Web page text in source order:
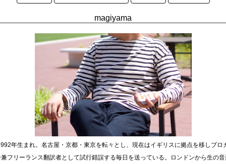
magiyama
年生まれ。名古屋・京都・東京を転々とし、現在はイギリスに拠点を移しブロ
フリーランス翻訳者として試行錯誤する毎日を送っている。ロンドンから生の